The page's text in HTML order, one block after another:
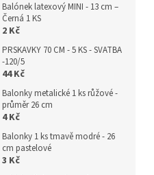
Balónek latexový MINI - 13 cm –
Černá 1 KS
2 Kč
PRSKAVKY 70 CM - 5 KS - SVATBA
-120/5
44 Kč
Balonky metalické 1 ks růžové -
průměr 26 cm
4 Kč
Balonky 1 ks tmavě modré - 26
cm pastelové
3 Kč